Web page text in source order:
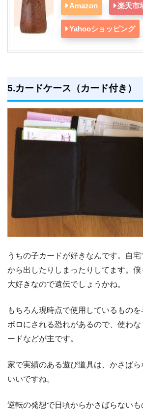
Amazon 楽天市
Yahooショッピング
5.カードケース（カード付き）
うちの子カードが好きなんです。自
から出したりしまったりしてます。
大好きなので遺伝でしょうかね。
もちろん現時点で使用しているもの
ボロにされる恐れがあるので、使わ
ードなどが主です。
家で実績のある遊び道具は、かさば
いいですね。
逆転の発想で日頃からかさばらない